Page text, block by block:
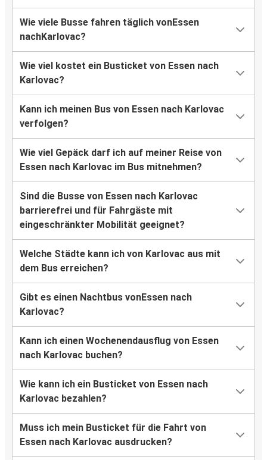
Wie viele Busse fahren täglich vonEssen
nachKarlovac?
Wie viel kostet ein Busticket von Essen nach
Karlovac?
Kann ich meinen Bus von Essen nach Karlovac
verfolgen?
Wie viel Gepäck darf ich auf meiner Reise von
Essen nach Karlovac im Bus mitnehmen?
Sind die Busse von Essen nach Karlovac
barrierefrei und für Fahrgäste mit
eingeschränkter Mobilität geeignet?
Welche Städte kann ich von Karlovac aus mit
dem Bus erreichen?
Gibt es einen Nachtbus vonEssen nach
Karlovac?
Kann ich einen Wochenendausflug von Essen
nach Karlovac buchen?
Wie kann ich ein Busticket von Essen nach
Karlovac bezahlen?
Muss ich mein Busticket für die Fahrt von
Essen nach Karlovac ausdrucken?